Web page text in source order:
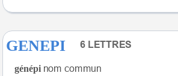
GENEPI
génépi